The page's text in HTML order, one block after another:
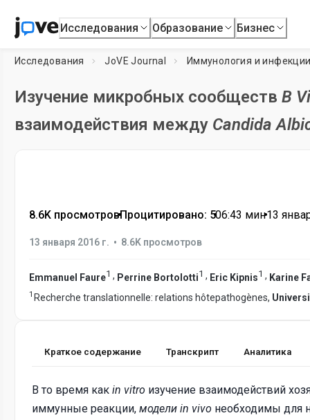
Исследования Образование Бизнес
Исследования JoVE Journal Иммунология и
Изучение микробных сообществ В
взаимодействия между Candida
8.6K просмотров•Процитировано: 5•06:43 мин•13
13 января 2016 г. • 8.6K просмотров
Emmanuel Faure1 , Perrine Bortolotti1 , Eric Kipnis1 , Karine
1 Recherche translationnelle: relations hôtepathogènes,
Краткое содержание Транскрипт Аналитика
В то время как in vitro изучение взаимодействий
иммунные реакции, модели in vivo необходимы для